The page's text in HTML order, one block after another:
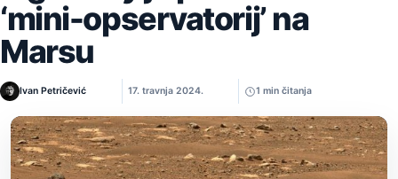
‘mini-opservatorij’ na
Marsu
Ivan Petričević 17. travnja 2024. 1 min čitanja